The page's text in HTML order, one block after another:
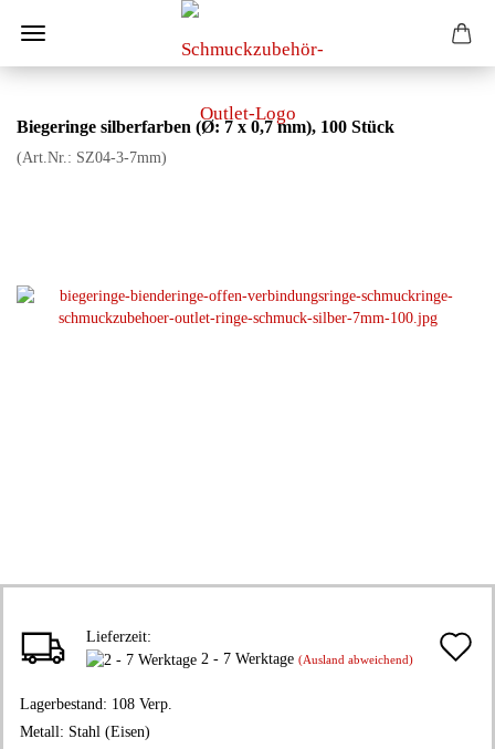
Biegeringe silberfarben (Ø: 7 x 0,7 mm), 100 Stück
(Art.Nr.: SZ04-3-7mm)
Lieferzeit:
2 - 7 Werktage (Ausland abweichend)
Lagerbestand: 108 Verp.
Metall: Stahl (Eisen)